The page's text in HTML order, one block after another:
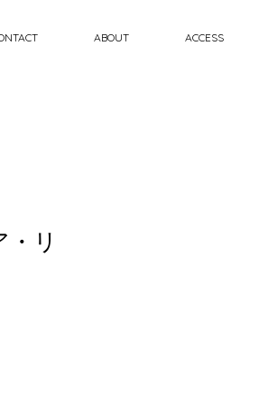
ABOUT ACCESS
リ